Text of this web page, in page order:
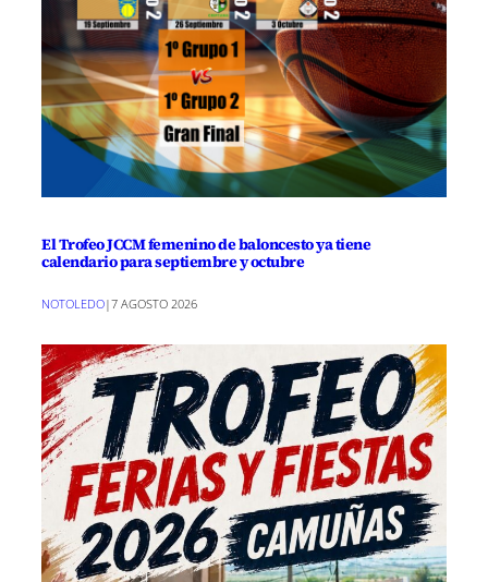
El Trofeo JCCM femenino de baloncesto ya tiene
calendario para septiembre y octubre
NOTOLEDO|7 AGOSTO 2026